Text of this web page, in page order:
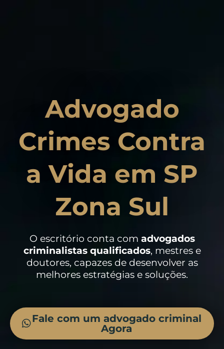
Advogado
Crimes Contra
a Vida em SP
Zona Sul
O escritório conta com advogados
criminalistasqualificados, mestres e
doutores, capazes de desenvolver as
melhores estratégias e soluções.
Fale com um advogado criminal
Agora